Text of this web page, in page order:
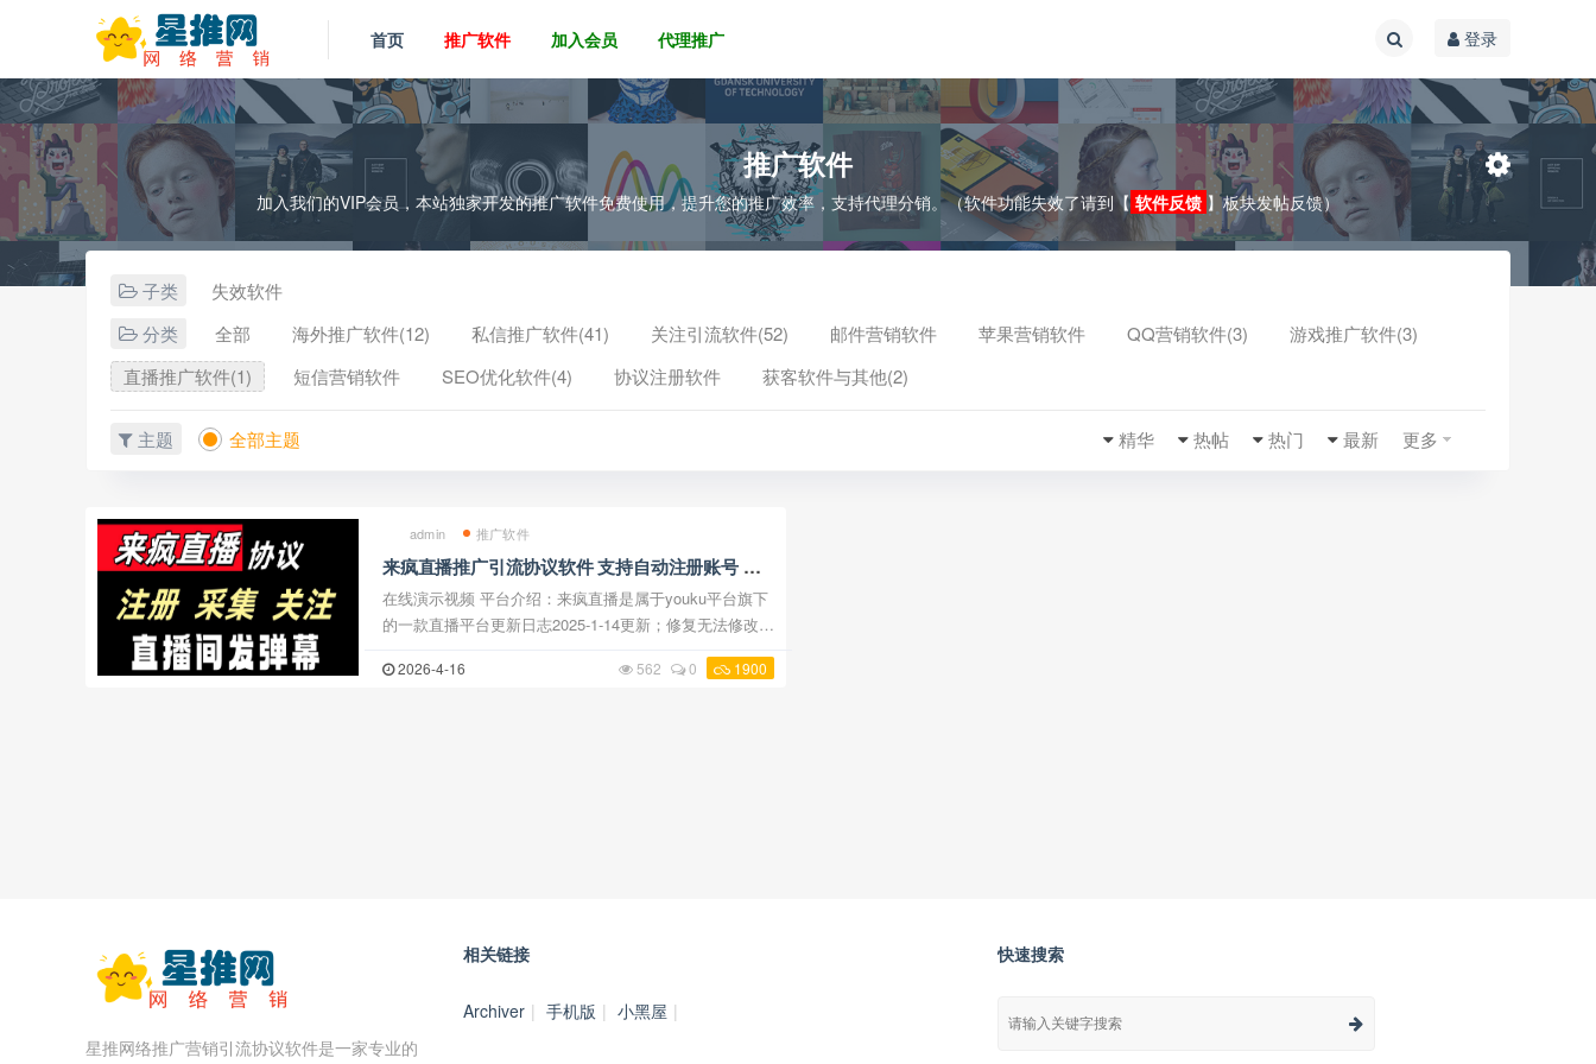
首页 推广软件 加入会员 代理推广 登录
推广软件
加入我们的VIP会员，本站独家开发的推广软件免费使用，提升您的推广效率，支持代理分销。（软件功能失效了请到【 软件反馈 】板块发帖反馈）
子类 失效软件
分类 全部 海外推广软件(12) 私信推广软件(41) 关注引流软件(52) 邮件营销软件 苹果营销软件 QQ营销软件(3)
游戏推广软件(3)
直播推广软件(1)
短信营销软件 SEO优化软件(4) 协议注册软件 获客软件与其他(2)
主题 全部主题 更多
最新
热门
热帖
精华
admin 推广软件
来疯直播推广引流协议软件 支持自动注册账号 采
集用户 批量关注和直播间发弹幕
在线演示视频 平台介绍：来疯直播是属于youku平台旗下
的一款直播平台更新日志2025-1-14更新；修复无法修改性
1.注册账号软件支持自动注册账号，只需要设 ...
2026-4-16 562 0 1900
星推网络推广营销引流协议软件是一家专业的
相关链接
Archiver | 手机版 | 小黑屋 |
快速搜索